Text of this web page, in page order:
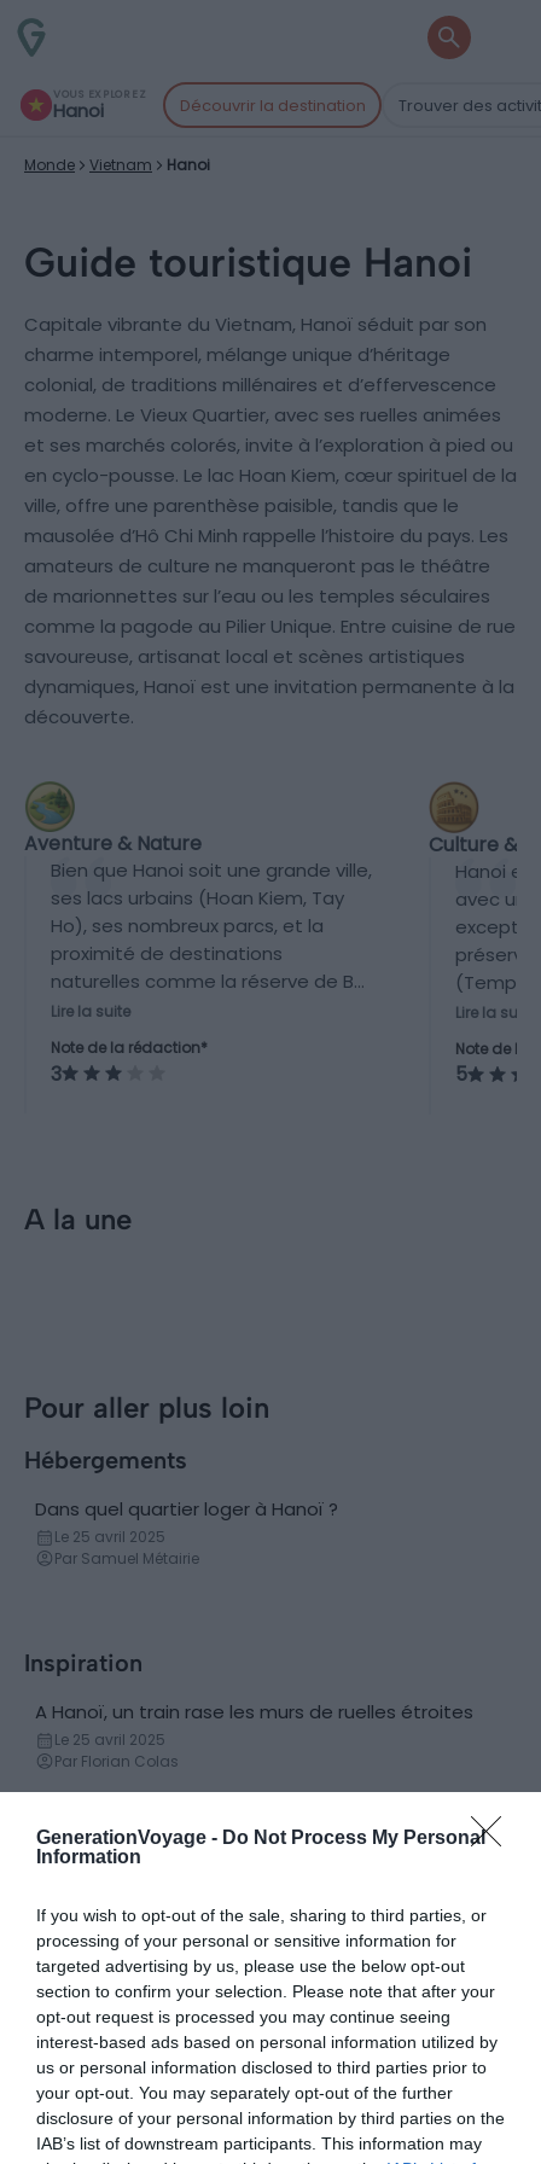
GenerationVoyage - Do Not Process My Personal
Information
If you wish to opt-out of the sale, sharing to third parties, or
processing of your personal or sensitive information for
targeted advertising by us, please use the below opt-out
section to confirm your selection. Please note that after your
opt-out request is processed you may continue seeing
interest-based ads based on personal information utilized by
us or personal information disclosed to third parties prior to
your opt-out. You may separately opt-out of the further
disclosure of your personal information by third parties on the
IAB’s list of downstream participants. This information may
VOUS EXPLOREZ
Hanoi Découvrir la destination Trouver des
Monde Vietnam Hanoi
Guide touristique Hanoi
Capitale vibrante du Vietnam, Hanoï séduit par son
charme intemporel, mélange unique d’héritage
colonial, de traditions millénaires et d’effervescence
moderne. Le Vieux Quartier, avec ses ruelles animées
et ses marchés colorés, invite à l’exploration à pied ou
en cyclo-pousse. Le lac Hoan Kiem, cœur spirituel de la
ville, offre une parenthèse paisible, tandis que le
mausolée d’Hô Chi Minh rappelle l’histoire du pays. Les
amateurs de culture ne manqueront pas le théâtre
de marionnettes sur l’eau ou les temples séculaires
comme la pagode au Pilier Unique. Entre cuisine de rue
savoureuse, artisanat local et scènes artistiques
dynamiques, Hanoï est une invitation permanente à la
découverte.
Aventure & Nature
Bien que Hanoi soit une grande ville,
ses lacs urbains (Hoan Kiem, Tay
Ho), ses nombreux parcs, et la
proximité de destinations
naturelles comme la réserve de Ba
Vi ou la baie d'Halong (accessible
en excursion) offrent un bon
équilibre entre ville et nature.
Lire la suite
Note de la rédaction*
3
Culture &
Hanoi
avec
(Temple
Arts), et
Lire la suite
Note de la
5
A la une
Pour aller plus loin
Hébergements
Conseils logement
Dans quel quartier loger à Hanoï ?
Le 25 avril 2025
Par Samuel Métairie
Inspiration
Actualités
A Hanoï, un train rase les murs de ruelles étroites
Le 25 avril 2025
Par Florian Colas
Découvertes
5 expériences authentiques à vivre à
Hanoï
Le 25 avril 2025
Par Florian Colas
Visiter
Par
Informations pratiques